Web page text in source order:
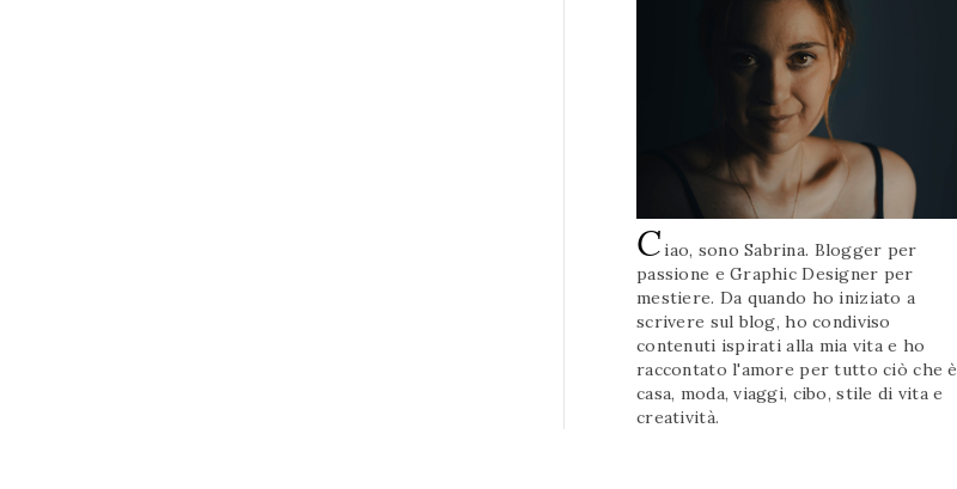
Ciao, sono Sabrina. Blogger per
passione e Graphic Designer per
mestiere. Da quando ho iniziato a
scrivere sul blog, ho condiviso
contenuti ispirati alla mia vita e ho
raccontato l'amore per tutto ciò che è
casa, moda, viaggi, cibo, stile di vita e
creatività.